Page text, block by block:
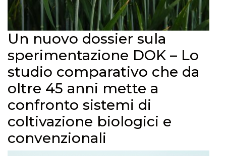
Un nuovo dossier sula
sperimentazione DOK – Lo
studio comparativo che da
oltre 45 anni mette a
confronto sistemi di
coltivazione biologici e
convenzionali